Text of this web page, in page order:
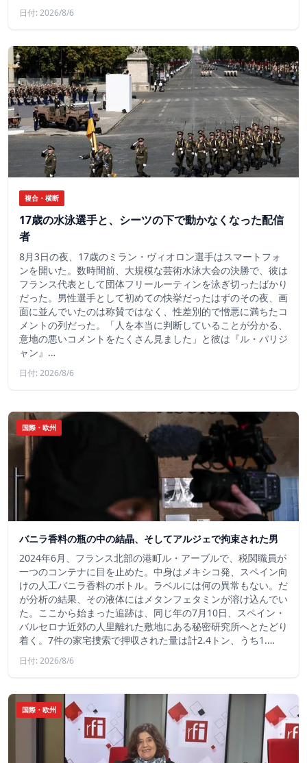
日付: 2026/8/6
複合・横断
17歳の水泳選手と、シーツの下で動かなくなった配信
者
8月3日の夜、17歳のミラン・ヴィオロン選手はスマートフォ
ンを開いた。数時間前、大規模な芸術水泳大会の決勝で、彼は
フランス代表として団体フリールーティンを泳ぎ切ったばかり
だった。男性選手として初めての快挙だったはずのその夜、画
面に並んでいたのは称賛ではなく、性差別的で憎悪に満ちたコ
メントの列だった。「人を本当に判断していることが分かる、
意地の悪いコメントをたくさん見ました」と彼は『ル・パリジ
ャン』…
日付: 2026/8/6
国際・欧州
バニラ香料の瓶の中の結晶、そしてアルジェで拘束された男
2024年6月、フランス北部の港町ル・アーブルで、税関職員が
一つのコンテナに目を止めた。中身はメキシコ発、スペイン向
けの人工バニラ香料のボトル。ラベルには何の異常もない。だ
が分析の結果、その液体にはメタンフェタミンが溶け込んでい
た。ここから始まった追跡は、同じ年の7月10日、スペイン・
バルセロナ近郊の人里離れた敷地にある秘密研究所へとたどり
着く。7件の家宅捜索で押収された量は計2.4トン、うち1.…
日付: 2026/8/6
国際・欧州